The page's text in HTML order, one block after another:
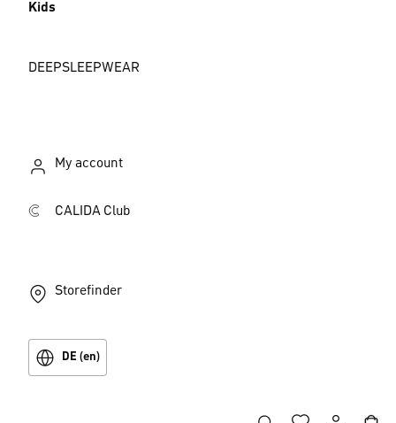
Kids
DEEPSLEEPWEAR
My account
CALIDA Club
Storefinder
DE (en)